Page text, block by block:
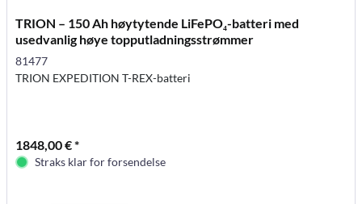
TRION – 150 Ah høytytende LiFePO₄-batteri med
usedvanlig høye topputladningsstrømmer
81477
TRION EXPEDITION T-REX-batteri
1848,00 € *
Straks klar for forsendelse